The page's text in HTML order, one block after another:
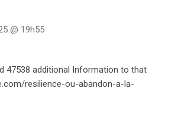
@ 19h55
47538 additional Information to that
resilience-ou-abandon-a-la-